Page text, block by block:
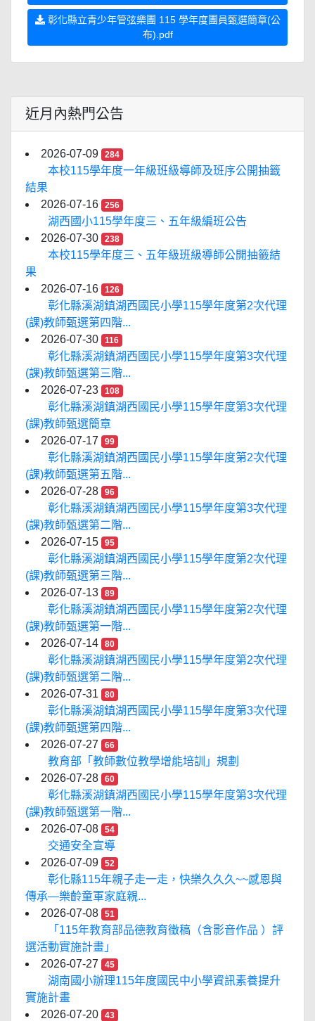
彰化縣立青少年管弦樂團 115 學年度團員甄選簡章(公
布).pdf
近月內熱門公告
2026-07-09 284
本校115學年度一年級班級導師及班序公開抽籤
結果
2026-07-16
256
湖西國小115學年度三、五年級編班公告
2026-07-30
238
本校115學年度三、五年級班級導師公開抽籤結
果
2026-07-16
126
彰化縣溪湖鎮湖西國民小學115學年度第2次代理
(課)教師甄選第四階...
2026-07-30
116
彰化縣溪湖鎮湖西國民小學115學年度第3次代理
(課)教師甄選第三階...
2026-07-23
108
彰化縣溪湖鎮湖西國民小學115學年度第3次代理
(課)教師甄選簡章
2026-07-17
99
彰化縣溪湖鎮湖西國民小學115學年度第2次代理
(課)教師甄選第五階...
2026-07-28
96
彰化縣溪湖鎮湖西國民小學115學年度第3次代理
(課)教師甄選第二階...
2026-07-15
95
彰化縣溪湖鎮湖西國民小學115學年度第2次代理
(課)教師甄選第三階...
2026-07-13
89
彰化縣溪湖鎮湖西國民小學115學年度第2次代理
(課)教師甄選第一階...
2026-07-14
80
彰化縣溪湖鎮湖西國民小學115學年度第2次代理
(課)教師甄選第二階...
2026-07-31
80
彰化縣溪湖鎮湖西國民小學115學年度第3次代理
(課)教師甄選第四階...
2026-07-27
66
教育部「教師數位教學增能培訓」規劃
2026-07-28
60
彰化縣溪湖鎮湖西國民小學115學年度第3次代理
(課)教師甄選第一階...
2026-07-08
54
交通安全宣導
2026-07-09
52
彰化縣115年親子走一走，快樂久久久~~感恩與
傳承—樂齡童軍家庭親...
2026-07-08
51
「115年教育部品德教育徵稿（含影音作品 ）評
選活動實施計畫」
2026-07-27
45
湖南國小辦理115年度國民中小學資訊素養提升
實施計畫
2026-07-20
43